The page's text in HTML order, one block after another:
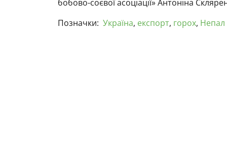
бобово-соєвої асоціації» Антоніна
Позначки: Україна, експорт, горох, Непал